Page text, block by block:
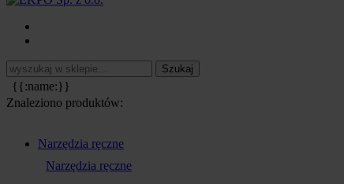
{{:name:}}
Znaleziono produktów:
Narzędzia ręczne
Narzędzia ręczne